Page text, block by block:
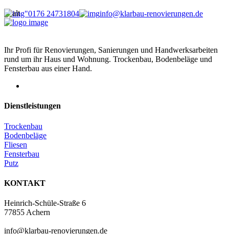
0176 24731804 info@klarbau-renovierungen.de
Ihr Profi für Renovierungen, Sanierungen und Handwerksarbeiten
rund um ihr Haus und Wohnung. Trockenbau, Bodenbeläge und
Fensterbau aus einer Hand.
Dienstleistungen
Trockenbau
Bodenbeläge
Fliesen
Fensterbau
Putz
KONTAKT
Heinrich-Schüle-Straße 6
77855 Achern
info@klarbau-renovierungen.de